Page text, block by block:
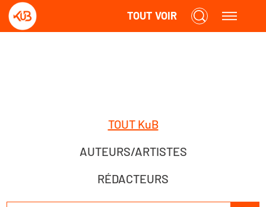
TOUT VOIR
TOUT KuB
AUTEURS/ARTISTES
RÉDACTEURS